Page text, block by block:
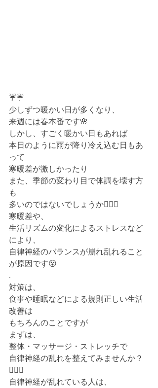
☔️☔️
少しずつ暖かい日が多くなり、
来週には春本番です🌸
しかし、すごく暖かい日もあれば
本日のように雨が降り冷え込む日もあ
って
寒暖差が激しかったり
また、季節の変わり目で体調を壊す方
も
多いのではないでしょうか🤦🏻‍♀️
寒暖差や、
生活リズムの変化によるストレスなど
により、
自律神経のバランスが崩れ乱れること
が原因です😵
.
対策は、
食事や睡眠などによる規則正しい生活
改善は
もちろんのことですが
まずは、
整体・マッサージ・ストレッチで
自律神経の乱れを整えてみませんか？
🙋🏻‍♂️
自律神経が乱れている人は、